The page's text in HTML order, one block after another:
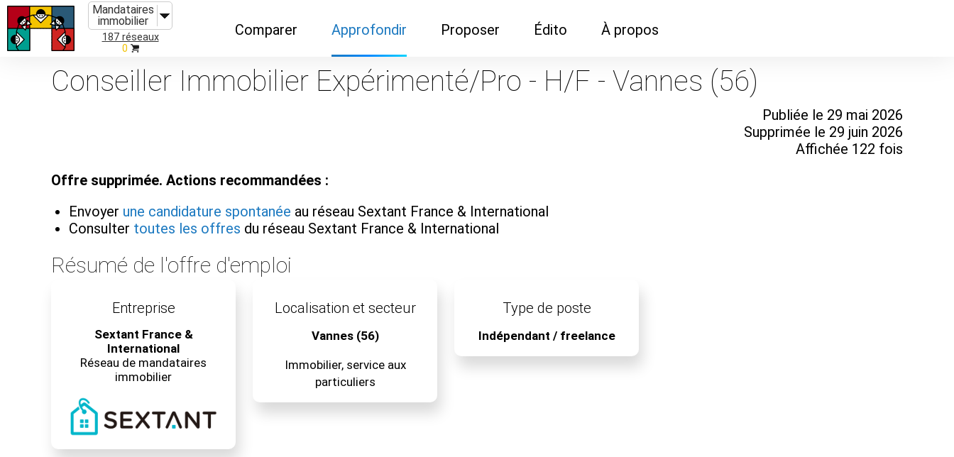
Mandataires
immobilier
187 réseaux
0
Comparer
Caractéristiques
Organismes de formation
Approfondir
Demandes de
documentation
Proposer
Recommander son réseau
Édito
Newsletter
À propos
Nous contacter
Conseiller Immobilier Expérimenté/Pro - H/F - Vannes (56)
Publiée le 29 mai 2026
Supprimée le 29 juin 2026
Affichée 122 fois
Offre supprimée. Actions recommandées :
Envoyer une candidature spontanée au réseau Sextant France & International
Consulter toutes les offres du réseau Sextant France & International
Résumé de l'offre d'emploi
Entreprise
Sextant France &
International
Réseau de mandataires
immobilier
Localisation et secteur
Vannes (56)
Immobilier, service aux
particuliers
Type de poste
Indépendant / freelance